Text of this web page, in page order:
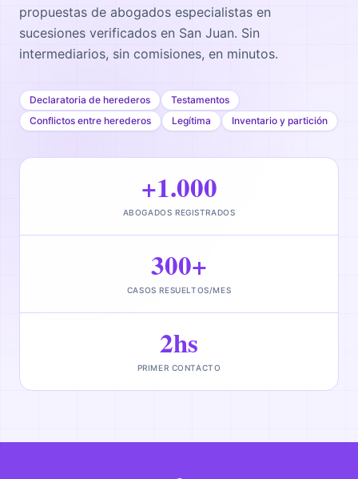
propuestas de abogados especialistas en
sucesiones verificados en San Juan. Sin
intermediarios, sin comisiones, en minutos.
Declaratoria de herederos
Testamentos
Conflictos entre herederos
Legítima Inventario y partición
+1.000
ABOGADOS REGISTRADOS
300+
CASOS RESUELTOS/MES
2hs
PRIMER CONTACTO